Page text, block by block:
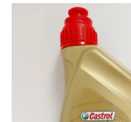
KENŐANYAGOK
KENŐANYAGOK